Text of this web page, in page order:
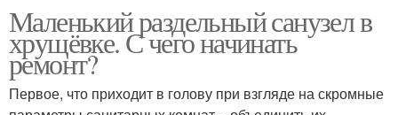
Маленький раздельный санузел в
хрущёвке. С чего начинать
ремонт?
Первое, что приходит в голову при взгляде на скромные